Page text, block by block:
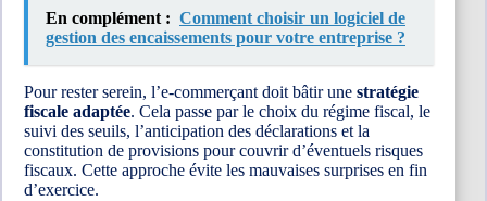
En complément : Comment choisir un logiciel de
gestion des encaissements pour votre entreprise ?
Pour rester serein, l’e-commerçant doit bâtir une stratégie
fiscale adaptée. Cela passe par le choix du régime fiscal, le
suivi des seuils, l’anticipation des déclarations et la
constitution de provisions pour couvrir d’éventuels risques
fiscaux. Cette approche évite les mauvaises surprises en fin
d’exercice.